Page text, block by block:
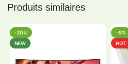
Produits similaires
-20%
NEW
-5%
HOT